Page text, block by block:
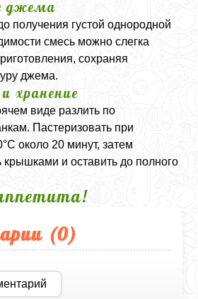
джема
получения густой однородной
смесь можно слегка
сохраняя
джема.
хранение
виде разлить по
Пастеризовать при
около 20 минут, затем
крышками и оставить до полного
(0)